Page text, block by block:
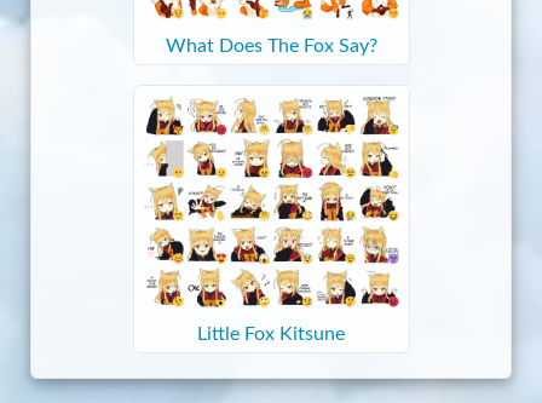
What Does The Fox Say?
Little Fox Kitsune